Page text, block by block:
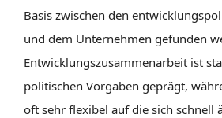
Basis zwischen den
und dem Unternehmen gefunden
Entwicklungszusammenarbeit ist
politischen Vorgaben geprägt,
oft sehr flexibel auf die sich schnell